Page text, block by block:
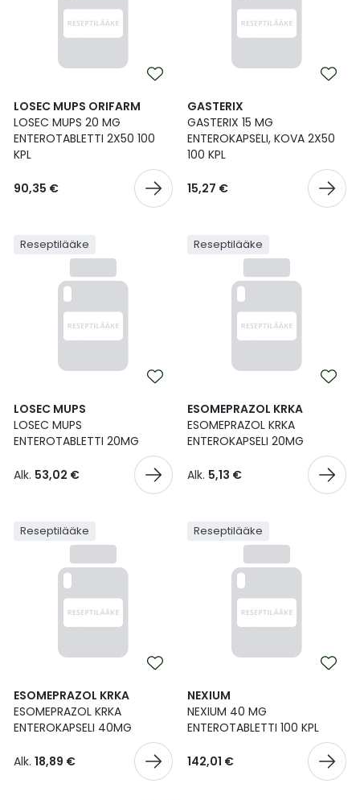
LOSEC MUPS ORIFARM
LOSEC MUPS 20 MG
ENTEROTABLETTI 2X50 100
KPL
90,35 €
GASTERIX
GASTERIX 15 MG
ENTEROKAPSELI, KOVA 2X50
100 KPL
15,27 €
Reseptilääke
LOSEC MUPS
LOSEC MUPS
ENTEROTABLETTI 20MG
Alk. 53,02 €
Reseptilääke
ESOMEPRAZOL KRKA
ESOMEPRAZOL KRKA
ENTEROKAPSELI 20MG
Alk. 5,13 €
Reseptilääke
ESOMEPRAZOL KRKA
ESOMEPRAZOL KRKA
ENTEROKAPSELI 40MG
Alk. 18,89 €
Reseptilääke
NEXIUM
NEXIUM 40 MG
ENTEROTABLETTI 100 KPL
142,01 €